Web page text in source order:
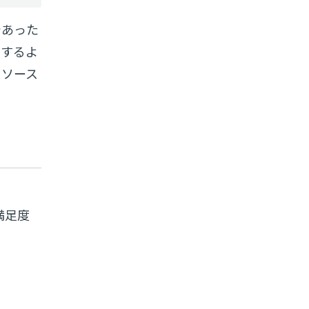
った
るよ
ース
足度